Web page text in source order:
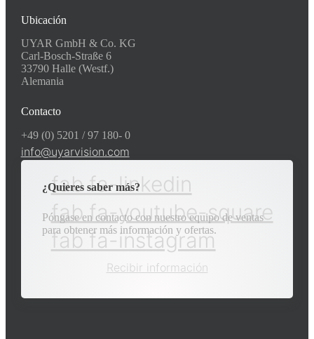
Ubicación
UYAR GmbH & Co. KG
Carl-Bosch-Straße 6
33790 Halle (Westf.)
Alemania
Contacto
+49 (0) 5201 / 97 180- 0
info@uyarvision.com
fab fa-linkedin
fab fa-youtube-square
fab fa-instagram
¿Quieres saber más?
Póngase en contacto con nuestro equipo de ventas
para obtener más información y ofertas.
Recibir información